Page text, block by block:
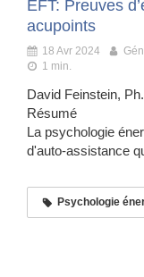
EFT: Preuves
acupoints
18 Avr 2024
1 min.
David Feinstein,
Résumé
La psychologie
d'auto-assistance
Psychologie